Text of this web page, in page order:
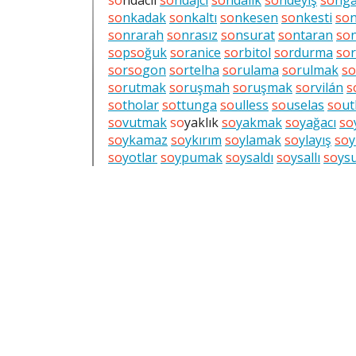
sonkadaksonkaltı sonkesen sonkesti so
sonrarah sonrasız sonsuratsontaran so
sopsoğuksoranice sorbitol sordurma so
sorsogon sortelha sorulama sorulmakso
sorutmaksoruşmah soruşmaksorvilán
sotholarsottunga soulless souselas so
sovutmaksoyaklıksoyakmaksoyağacı so
soykamaz soykırım soylamaksoylayış so
soyotlarsoypumaksoysaldı soysallı so